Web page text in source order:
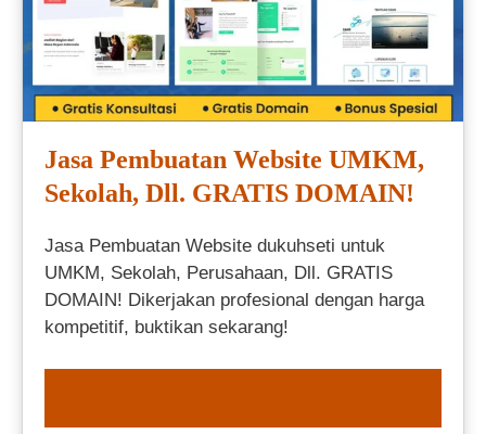
Jasa Pembuatan Website UMKM,
Sekolah, Dll. GRATIS DOMAIN!
Jasa Pembuatan Website dukuhseti untuk
UMKM, Sekolah, Perusahaan, Dll. GRATIS
DOMAIN! Dikerjakan profesional dengan harga
kompetitif, buktikan sekarang!